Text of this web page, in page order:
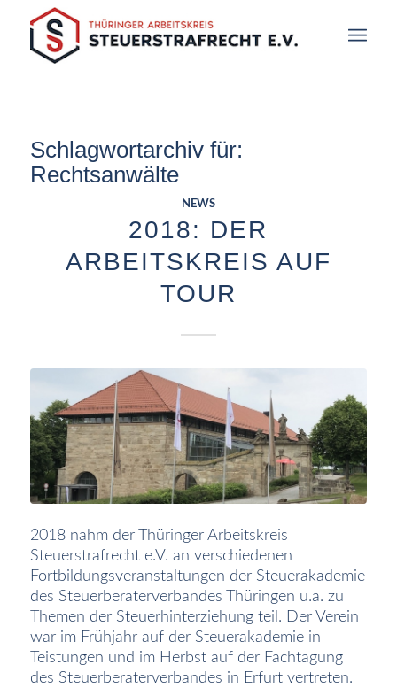
Schlagwortarchiv für:
Rechtsanwälte
NEWS
2018: DER
ARBEITSKREIS AUF
TOUR
2018 nahm der Thüringer Arbeitskreis
Steuerstrafrecht e.V. an verschiedenen
Fortbildungsveranstaltungen der Steuerakademie
des Steuerberaterverbandes Thüringen u.a. zu
Themen der Steuerhinterziehung teil. Der Verein
war im Frühjahr auf der Steuerakademie in
Teistungen und im Herbst auf der Fachtagung
des Steuerberaterverbandes in Erfurt vertreten.